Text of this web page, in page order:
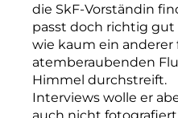
die SkF-Vorständin
passt doch richtig gut
wie kaum ein
atemberaubenden
Himmel durchstreift.
Interviews wolle er